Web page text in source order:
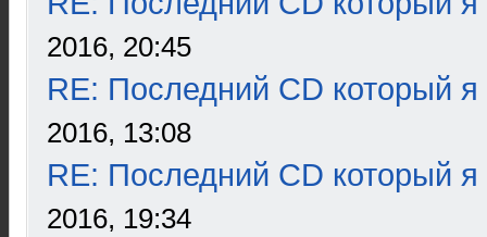
2016, 20:45
RE: Последний CD который я
2016, 13:08
RE: Последний CD который я
2016, 19:34